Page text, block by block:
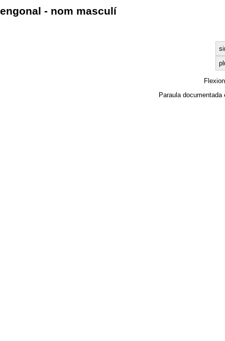
engonal - nom masculí
Paraula